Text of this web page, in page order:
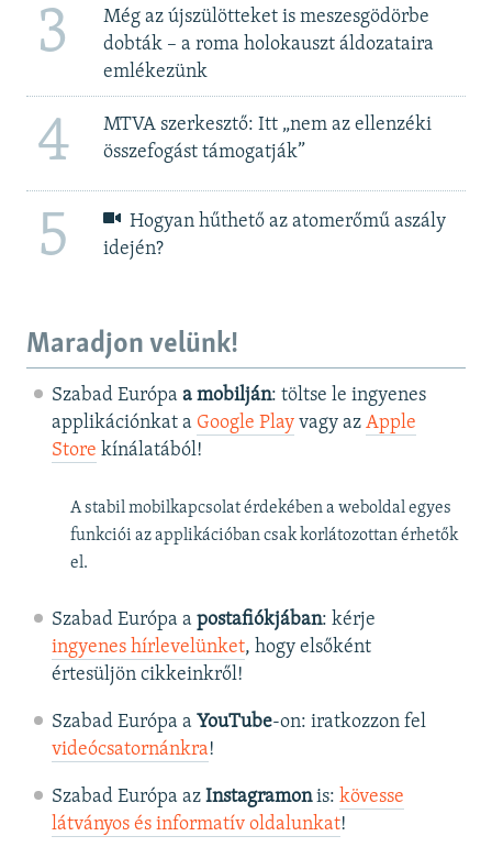
3
Még az újszülötteket is meszesgödörbe
dobták – a roma holokauszt áldozataira
emlékezünk
4
MTVA szerkesztő: Itt „nem az ellenzéki
összefogást támogatják”
5
Hogyan hűthető az atomerőmű aszály
idején?
Maradjon velünk!
Szabad Európa a mobilján: töltse le ingyenes
applikációnkat a Google Playvagy az Apple
Store kínálatából!
A stabil mobilkapcsolat érdekében a weboldal egyes
funkciói az applikációban csak korlátozottan érhetők
el.
Szabad Európa a postafiókjában: kérje
ingyenes hírlevelünket, hogy elsőként
értesüljön cikkeinkről!
Szabad Európa a YouTube-on: iratkozzon fel
videócsatornánkra!
Szabad Európa az Instagramonis: kövesse
látványos és informatív oldalunkat! ​